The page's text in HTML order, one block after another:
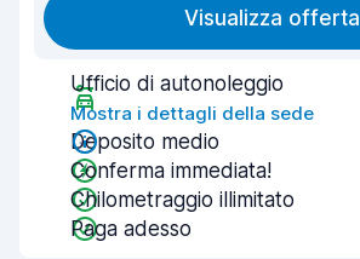
Visualizza offerta
Ufficio di autonoleggio
Mostra i dettagli della sede
Deposito medio
Conferma immediata!
Chilometraggio illimitato
Paga adesso